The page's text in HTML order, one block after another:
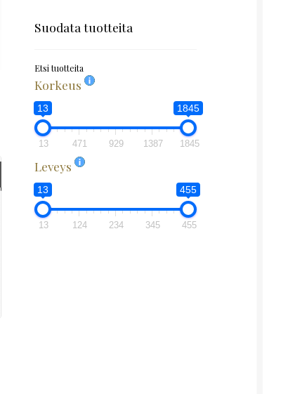
Suodata tuotteita
Etsi tuotteita
Korkeus
13 1845
13 471 929 1387 1845
Leveys
13 455
13 124 234 345 455